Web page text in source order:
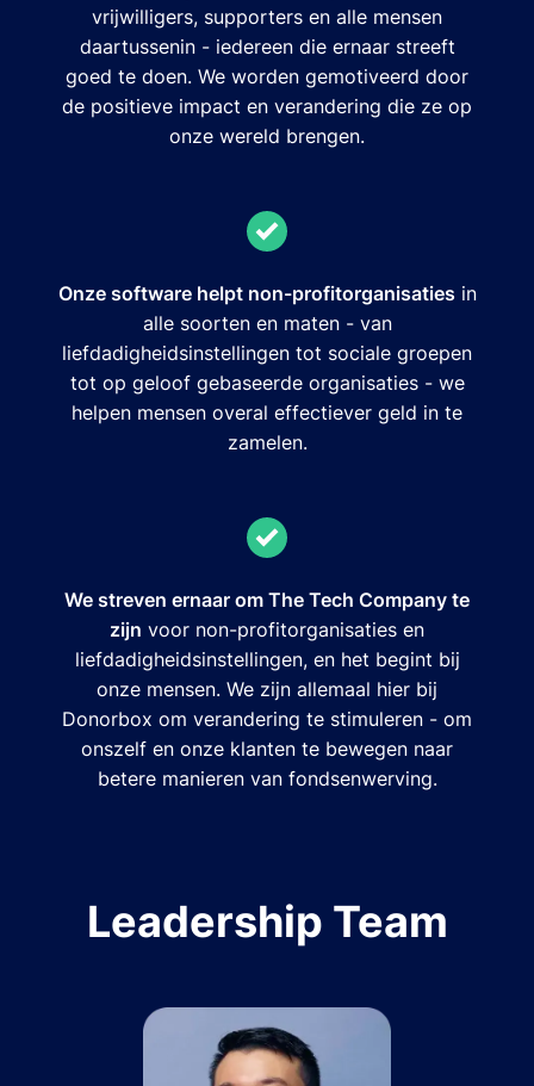
vrijwilligers, supporters en alle mensen
daartussenin - iedereen die ernaar streeft
goed te doen. We worden gemotiveerd door
de positieve impact en verandering die ze op
onze wereld brengen.
Onze software helpt non-profitorganisatiesin
alle soorten en maten - van
liefdadigheidsinstellingen tot sociale groepen
tot op geloof gebaseerde organisaties - we
helpen mensen overal effectiever geld in te
zamelen.
We streven ernaar om The Tech Company te
zijn voor non-profitorganisaties en
liefdadigheidsinstellingen, en het begint bij
onze mensen. We zijn allemaal hier bij
Donorbox om verandering te stimuleren - om
onszelf en onze klanten te bewegen naar
betere manieren van fondsenwerving.
Leadership Team